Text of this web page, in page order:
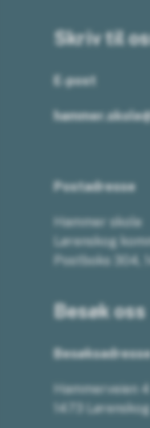
Skriv til
E-post
Postadresse
Hammer skole
Lørenskog
Postboks 304,
Besøk oss
Hammerveien
1473 Lørenskog